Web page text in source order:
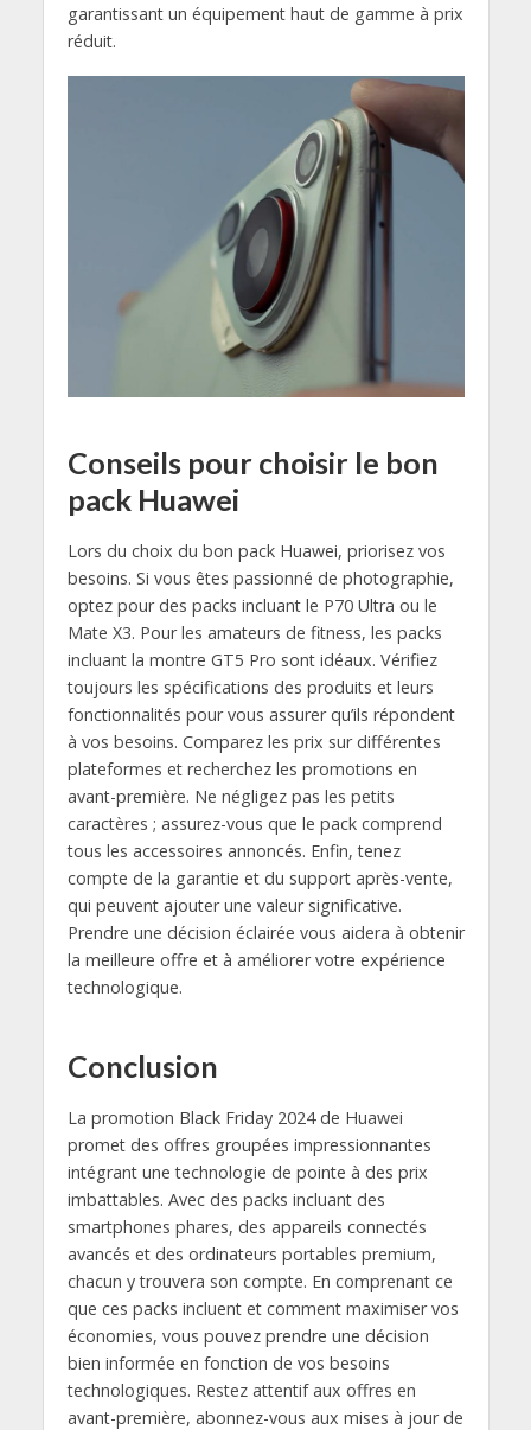
garantissant un équipement haut de gamme à prix
réduit.
Conseils pour choisir le bon
pack Huawei
Lors du choix du bon pack Huawei, priorisez vos
besoins. Si vous êtes passionné de photographie,
optez pour des packs incluant le P70 Ultra ou le
Mate X3. Pour les amateurs de fitness, les packs
incluant la montre GT5 Pro sont idéaux. Vérifiez
toujours les spécifications des produits et leurs
fonctionnalités pour vous assurer qu’ils répondent
à vos besoins. Comparez les prix sur différentes
plateformes et recherchez les promotions en
avant-première. Ne négligez pas les petits
caractères ; assurez-vous que le pack comprend
tous les accessoires annoncés. Enfin, tenez
compte de la garantie et du support après-vente,
qui peuvent ajouter une valeur significative.
Prendre une décision éclairée vous aidera à obtenir
la meilleure offre et à améliorer votre expérience
technologique.
Conclusion
La promotion Black Friday 2024 de Huawei
promet des offres groupées impressionnantes
intégrant une technologie de pointe à des prix
imbattables. Avec des packs incluant des
smartphones phares, des appareils connectés
avancés et des ordinateurs portables premium,
chacun y trouvera son compte. En comprenant ce
que ces packs incluent et comment maximiser vos
économies, vous pouvez prendre une décision
bien informée en fonction de vos besoins
technologiques. Restez attentif aux offres en
avant-première, abonnez-vous aux mises à jour de